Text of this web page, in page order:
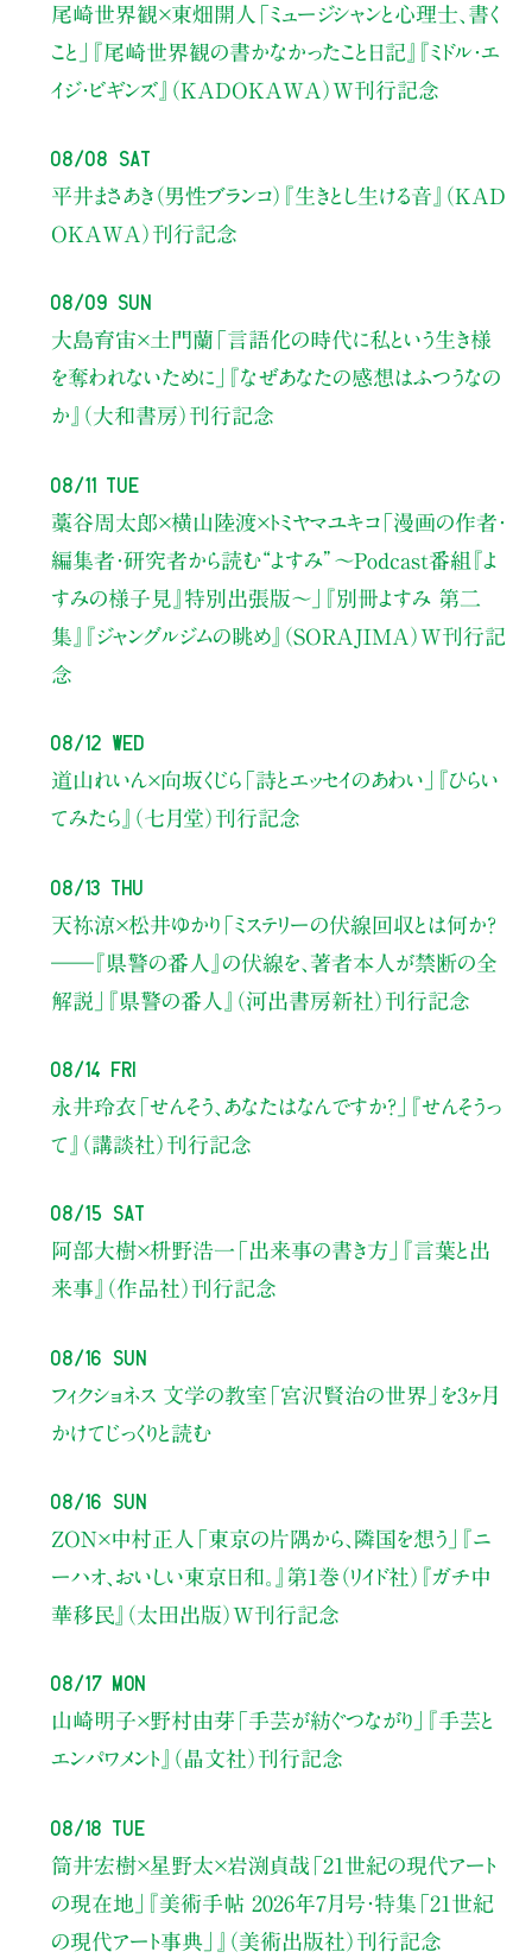
尾崎世界観×東畑開人
「ミュージシャンと心理士、書く
こと」
『尾崎世界観の書かなかったこと日記』『ミドル・エ
イジ・ビギンズ』（KADOKAWA）W刊行記念
08/08 Sat
平井まさあき（男性ブランコ） 『生きとし生ける音』（KAD
OKAWA）刊行記念
08/09 Sun
大島育宙×土門蘭 「言語化の時代に私という生き様
を奪われないために」
『なぜあなたの感想はふつうなの
か』（大和書房）刊行記念
08/11 Tue
藁谷周太郎×横山陸渡×トミヤマユキコ「漫画の作者・
編集者・研究者から読む“よすみ” 〜Podcast番組『よ
すみの様子見』特別出張版〜」
『別冊よすみ 第二
集』『ジャングルジムの眺め』（SORAJIMA）W刊行記
念
08/12 Wed
道山れいん×向坂くじら 「詩とエッセイのあわい」
『ひらい
てみたら』（七月堂）刊行記念
08/13 Thu
天祢涼×松井ゆかり 「ミステリーの伏線回収とは何か？
――『県警の番人』の伏線を、著者本人が禁断の全
解説」
『県警の番人』（河出書房新社）刊行記念
08/14 Fri
永井玲衣 「せんそう、あなたはなんですか？」
『せんそうっ
て』（講談社）刊行記念
08/15 Sat
阿部大樹×枡野浩一 「出来事の書き方」
『言葉と出
来事』（作品社）刊行記念
08/16 Sun
フィクショネス 文学の教室 「宮沢賢治の世界」を3ヶ月
かけてじっくりと読む
08/16 Sun
ZON×中村正人 「東京の片隅から、隣国を想う」
『ニ
ーハオ、おいしい東京日和。』第1巻（リイド社） 『ガチ中
華移民』（太田出版）W刊行記念
08/17 Mon
山崎明子×野村由芽 「手芸が紡ぐつながり」
『手芸と
エンパワメント』（晶文社）刊行記念
08/18 Tue
筒井宏樹×星野太×岩渕貞哉 「21世紀の現代アート
の現在地」
『美術手帖 2026年7月号・特集「21世紀
の現代アート事典」』（美術出版社）刊行記念